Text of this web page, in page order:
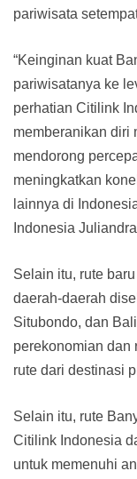
pariwisata
“Keinginan kuat
pariwisatanya ke
perhatian Citilink
memberanikan diri
mendorong
meningkatkan
lainnya di
Indonesia
Selain itu, rute
daerah-daerah
Situbondo, dan
perekonomian dan
rute dari destinasi
Selain itu, rute
Citilink Indonesia
untuk memenuhi